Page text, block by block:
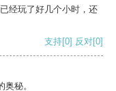
经玩了好几个小时，还
支持[0] 反对[0]
秘。